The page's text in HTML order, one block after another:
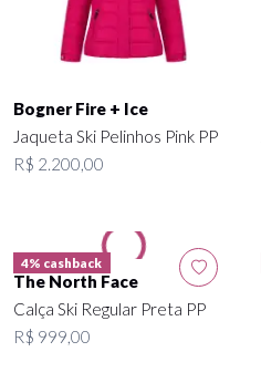
Bogner Fire + Ice
Jaqueta Ski Pelinhos Pink PP
R$ 2.200,00
4% cashback
The North Face
Calça Ski Regular Preta PP
R$ 999,00